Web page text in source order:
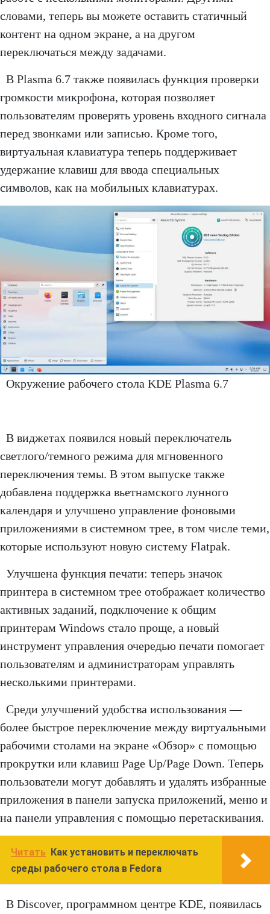
словами, теперь вы можете оставить статичный
контент на одном экране, а на другом
переключаться между задачами.
В Plasma 6.7 также появилась функция проверки
громкости микрофона, которая позволяет
пользователям проверять уровень входного сигнала
перед звонками или записью. Кроме того,
виртуальная клавиатура теперь поддерживает
удержание клавиш для ввода специальных
символов, как на мобильных клавиатурах.
Окружение рабочего стола KDE Plasma 6.7
В виджетах появился новый переключатель
светлого/темного режима для мгновенного
переключения темы. В этом выпуске также
добавлена поддержка вьетнамского лунного
календаря и улучшено управление фоновыми
приложениями в системном трее, в том числе теми,
которые используют новую систему Flatpak.
Улучшена функция печати: теперь значок
принтера в системном трее отображает количество
активных заданий, подключение к общим
принтерам Windows стало проще, а новый
инструмент управления очередью печати помогает
пользователям и администраторам управлять
несколькими принтерами.
Среди улучшений удобства использования —
более быстрое переключение между виртуальными
рабочими столами на экране «Обзор» с помощью
прокрутки или клавиш Page Up/Page Down. Теперь
пользователи могут добавлять и удалять избранные
приложения в панели запуска приложений, меню и
на панели управления с помощью перетаскивания.
Читать
Как установить и переключать
среды рабочего стола в Fedora
В Discover, программном центре KDE, появилась